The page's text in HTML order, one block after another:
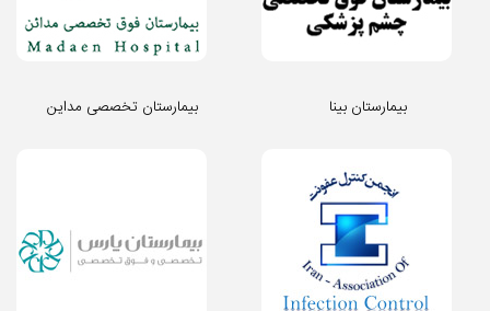
بیمارستان تخصصی مداین بیمارستان بینا